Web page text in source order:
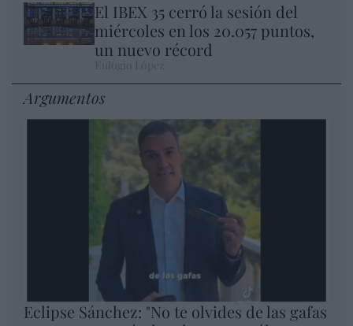
El IBEX 35 cerró la sesión del
miércoles en los 20.057 puntos,
un nuevo récord
Argumentos
Eclipse Sánchez: "No te olvides de las gafas